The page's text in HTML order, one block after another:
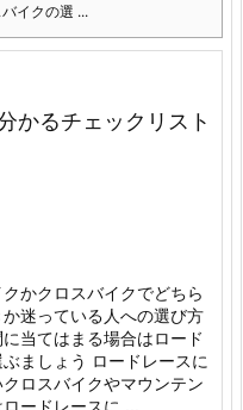
イクの選 ...
かるチェックリスト
かクロスバイクでどちら
迷っている人への選び方
当てはまる場合はロード
ましょう ロードレースに
クロスバイクやマウンテン
ードレースに ...